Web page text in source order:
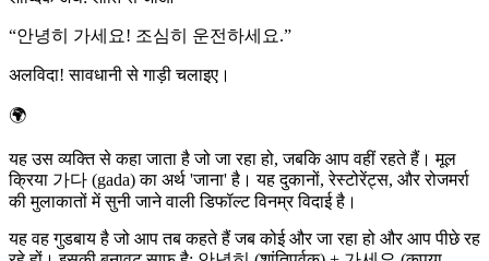
“안녕히 가세요! 조심히 운전하세요.”
अलविदा! सावधानी से गाड़ी चलाइए।
🌍
यह उस व्यक्ति से कहा जाता है जो जा रहा हो, जबकि आप वहीं रहते हैं। मूल
क्रिया 가다 (gada) का अर्थ 'जाना' है। यह दुकानों, रेस्टोरेंट्स, और रोजमर्रा
की मुलाकातों में सुनी जाने वाली डिफॉल्ट विनम्र विदाई है।
यह वह गुडबाय है जो आप तब कहते हैं जब कोई और जा रहा हो और आप पीछे रह